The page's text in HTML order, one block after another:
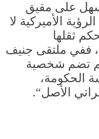
سهل على مقيق
الأميركية لا
ثقلها
ففي ملتقى جنيف
تضم شخصية
الحكومة،
الأصل“.